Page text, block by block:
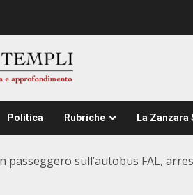
Politica Rubriche La Zanzara
passeggero sull’autobus FAL,